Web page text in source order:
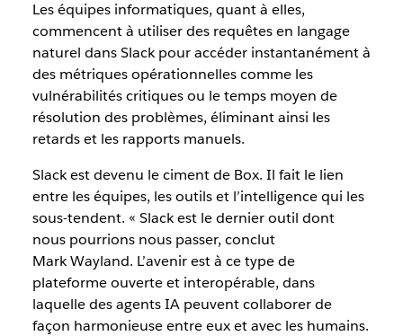
Les équipes informatiques, quant à elles,
commencent à utiliser des requêtes en langage
naturel dans Slack pour accéder instantanément à
des métriques opérationnelles comme les
vulnérabilités critiques ou le temps moyen de
résolution des problèmes, éliminant ainsi les
retards et les rapports manuels.
Slack est devenu le ciment de Box. Il fait le lien
entre les équipes, les outils et l’intelligence qui les
sous-tendent. « Slack est le dernier outil dont
nous pourrions nous passer, conclut
Mark Wayland. L’avenir est à ce type de
plateforme ouverte et interopérable, dans
laquelle des agents IA peuvent collaborer de
façon harmonieuse entre eux et avec les humains.